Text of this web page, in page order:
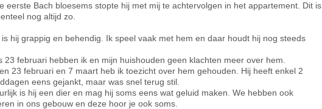
eerste Bach bloesems stopte hij met mij te achtervolgen in het appartement. Dit is
nog altijd zo.
is hij grappig en behendig. Ik speel vaak met hem en daar houdt hij nog steeds
23 februari hebben ik en mijn huishouden geen klachten meer over hem.
23 februari en 7 maart heb ik toezicht over hem gehouden. Hij heeft enkel 2
eens gejankt, maar was snel terug stil.
is hij een dier en mag hij soms eens wat geluid maken. We hebben ook
in ons gebouw en deze hoor je ook soms.